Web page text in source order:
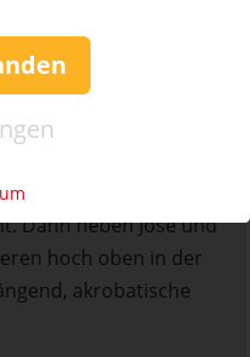
und
die es nur
sehen gibt. In ihren
es in den
Dann heben José und
hoch oben in der
akrobatische